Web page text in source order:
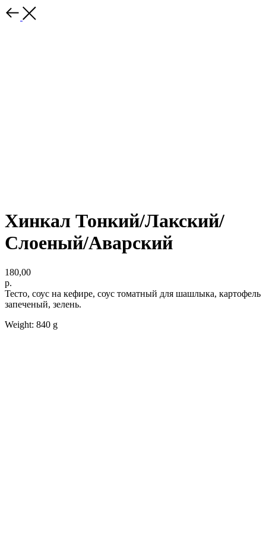
Хинкал Тонкий/Лакский/
Слоеный/Аварский
180,00
р.
Тесто, соус на кефире, соус томатный для шашлыка, картофель
запеченый, зелень.
Weight: 840 g